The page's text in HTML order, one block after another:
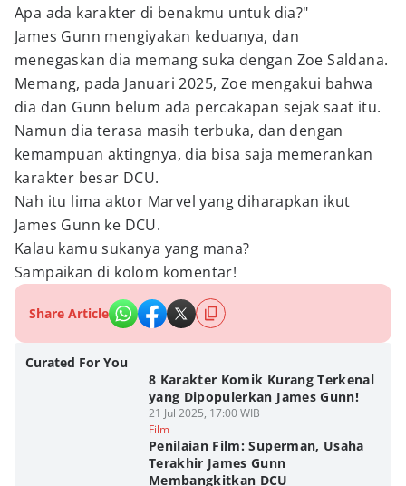
Apa ada karakter di benakmu untuk dia?"
James Gunn mengiyakan keduanya, dan
menegaskan dia memang suka dengan Zoe Saldana.
Memang, pada Januari 2025, Zoe mengakui bahwa
dia dan Gunn belum ada percakapan sejak saat itu.
Namun dia terasa masih terbuka, dan dengan
kemampuan aktingnya, dia bisa saja memerankan
karakter besar DCU.
Nah itu lima aktor Marvel yang diharapkan ikut
James Gunn ke DCU.
Kalau kamu sukanya yang mana?
Sampaikan di kolom komentar!
Share Article
Curated For You
8 Karakter Komik Kurang Terkenal
yang Dipopulerkan James Gunn!
21 Jul 2025, 17:00 WIB
Film
Penilaian Film: Superman, Usaha
Terakhir James Gunn
Membangkitkan DCU